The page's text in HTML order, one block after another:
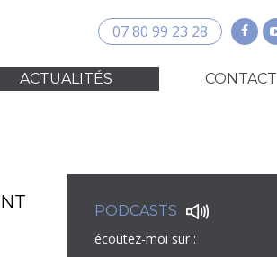
07 80 99 23 28
ACTUALITÉS CONTACT
PODCASTS
écoutez-moi sur :